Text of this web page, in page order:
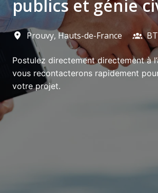
publics et génie
Prouvy, Hauts-de-France
Postulez directement directement à
vous recontacterons rapidement
votre projet.